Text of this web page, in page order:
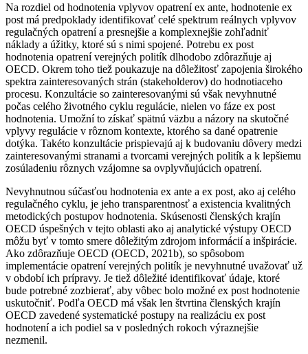
Na rozdiel od hodnotenia vplyvov opatrení ex ante, hodnotenie ex
post má predpoklady identifikovať celé spektrum reálnych vplyvov
regulačných opatrení a presnejšie a komplexnejšie zohľadniť
náklady a úžitky, ktoré sú s nimi spojené. Potrebu ex post
hodnotenia opatrení verejných politík dlhodobo zdôrazňuje aj
OECD. Okrem toho tiež poukazuje na dôležitosť zapojenia širokého
spektra zainteresovaných strán (stakeholderov) do hodnotiaceho
procesu. Konzultácie so zainteresovanými sú však nevyhnutné
počas celého životného cyklu regulácie, nielen vo fáze ex post
hodnotenia. Umožní to získať spätnú väzbu a názory na skutočné
vplyvy regulácie v rôznom kontexte, ktorého sa dané opatrenie
dotýka. Takéto konzultácie prispievajú aj k budovaniu dôvery medzi
zainteresovanými stranami a tvorcami verejných politík a k lepšiemu
zosúladeniu rôznych vzájomne sa ovplyvňujúcich opatrení.
Nevyhnutnou súčasťou hodnotenia ex ante a ex post, ako aj celého
regulačného cyklu, je jeho transparentnosť a existencia kvalitných
metodických postupov hodnotenia. Skúsenosti členských krajín
OECD úspešných v tejto oblasti ako aj analytické výstupy OECD
môžu byť v tomto smere dôležitým zdrojom informácií a inšpirácie.
Ako zdôrazňuje OECD (OECD, 2021b), so spôsobom
implementácie opatrení verejných politík je nevyhnutné uvažovať už
v období ich prípravy. Je tiež dôležité identifikovať údaje, ktoré
bude potrebné zozbierať, aby vôbec bolo možné ex post hodnotenie
uskutočniť. Podľa OECD má však len štvrtina členských krajín
OECD zavedené systematické postupy na realizáciu ex post
hodnotení a ich podiel sa v posledných rokoch výraznejšie
nezmenil.